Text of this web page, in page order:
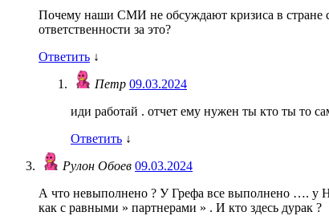
Почему наши СМИ не обсуждают кризиса в стране
ответственности за это?
Ответить ↓
Петр 09.03.2024
иди работай . отчет ему нужен ты кто ты то
Ответить ↓
Рулон Обоев 09.03.2024
А что невыполнено ? У Грефа все выполнено …. у
как с равными » партнерами » . И кто здесь дурак ?